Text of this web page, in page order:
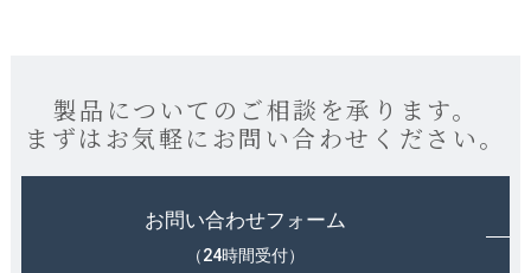
製品についてのご相談を承ります。
まずはお気軽にお問い合わせください。
お問い合わせフォーム
（24時間受付）